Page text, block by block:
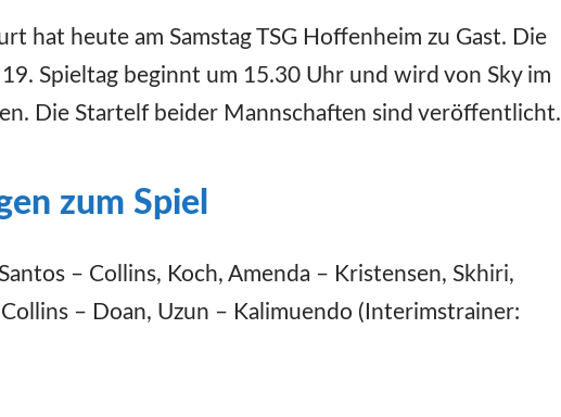
hat heute am Samstag TSG Hoffenheim zu Gast. Die
Spieltag beginnt um 15.30 Uhr und wird von Sky im
Die Startelf beider Mannschaften sind veröffentlicht.
zum Spiel
– Collins, Koch, Amenda – Kristensen, Skhiri,
– Doan, Uzun – Kalimuendo (Interimstrainer: